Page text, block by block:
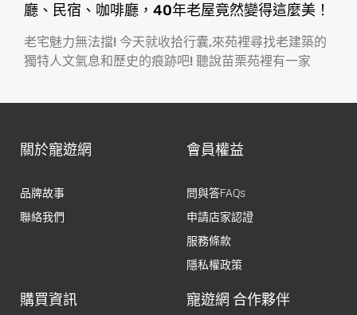
廳、民宿、咖啡廳，40年老屋竟然變得這麼美！
老宅魅力無法擋! 今天就收拾行囊,來苑裡尋找老建築的
獨特人文氣息和歷史的痕跡吧! 聽說苗栗苑裡有一家
關於寵遊網
品牌故事
聯絡我們
會員權益
問與答FAQs
申請店家認證
服務條款
隱私權政策
購買資訊 寵遊網 合作夥伴